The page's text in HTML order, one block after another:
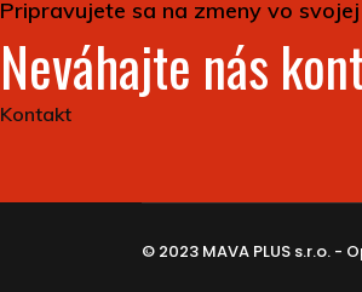
Pripravujete sa na zmeny vo
Neváhajte nás
Kontakt
© 2023 MAVA PLUS s.r.o. -